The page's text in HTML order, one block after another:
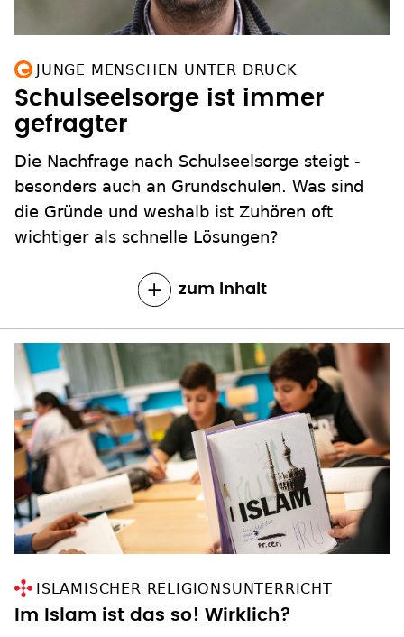
JUNGE MENSCHEN UNTER DRUCK
Schulseelsorge ist immer
gefragter
Die Nachfrage nach Schulseelsorge steigt -
besonders auch an Grundschulen. Was sind
die Gründe und weshalb ist Zuhören oft
wichtiger als schnelle Lösungen?
zum Inhalt
ISLAMISCHER RELIGIONSUNTERRICHT
Im Islam ist das so! Wirklich?